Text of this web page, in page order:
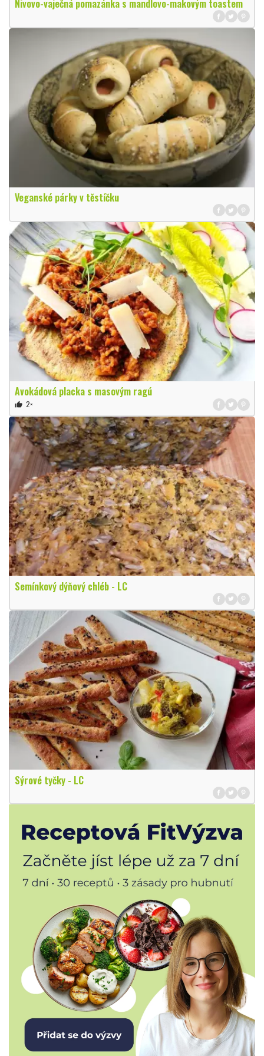
Nivovo-vaječná pomazánka s mandlovo-makovým toastem
Veganské párky v těstíčku
Avokádová placka s masovým ragú
thumb_up 2×
Semínkový dýňový chléb - LC
Sýrové tyčky - LC